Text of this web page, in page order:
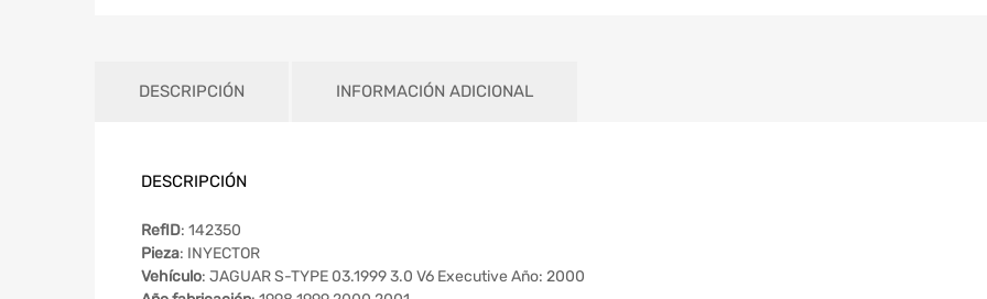
DESCRIPCIÓN INFORMACIÓN ADICIONAL
DESCRIPCIÓN
RefID: 142350
Pieza: INYECTOR
Vehículo: JAGUAR S-TYPE 03.1999 3.0 V6 Executive Año: 2000